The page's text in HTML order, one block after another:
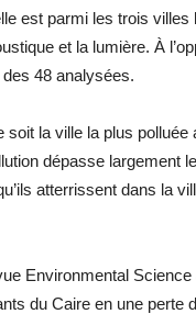
est parmi les trois
et la lumière. À
48 analysées.
la ville la plus
dépasse largement
atterrissent dans la
Environmental
du Caire en une perte